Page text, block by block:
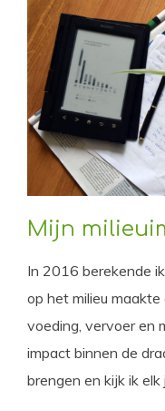
Mijn
In 2016 berekende
op het milieu
voeding, vervoer en
impact binnen de
brengen en kijk ik